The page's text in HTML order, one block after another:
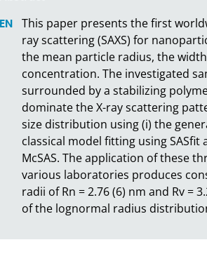
This paper presents the first
ray scattering (SAXS) for
the mean particle radius, the
concentration. The investigated
surrounded by a stabilizing
dominate the X-ray scattering
size distribution using (i) the
classical model fitting using
McSAS. The application of these
various laboratories produces
radii of Rn = 2.76 (6) nm and Rv =
of the lognormal radius